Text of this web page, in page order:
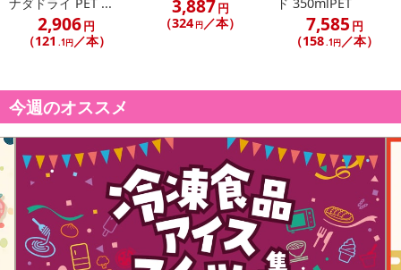
ナダドライ PET ...
2,906円
（121 .1円／本）
3,887円
（324 円／本）
ド 350mlPET
7,585 円
（158.1円／本）
今週のオススメ